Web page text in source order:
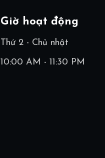
Giờ hoạt động
Thứ 2 - Chủ nhật
10:00 AM - 11:30 PM